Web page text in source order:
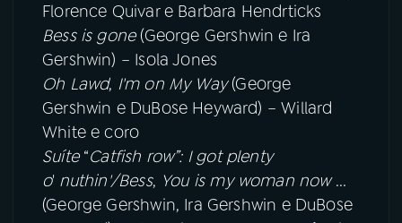
Florence Quivar e Barbara Hendrticks
Bess is gone(George Gershwin e Ira
Gershwin) – Isola Jones
Oh Lawd, I'm on My Way(George
Gershwin e DuBose Heyward) – Willard
White e coro
Suíte“Catfish row”: I got plenty
o' nuthin'/Bess, You is my woman now...
(George Gershwin, Ira Gershwin e DuBose